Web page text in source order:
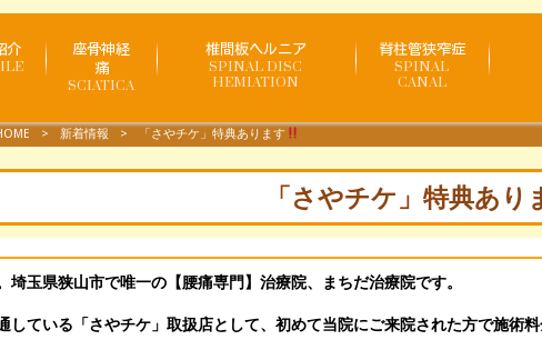
介
座骨神経
痛
SCIATICA
椎間板ヘルニア
SPINAL DISC
HEMIATION
脊柱管狭窄症
SPINAL
CANAL
> 新着情報 > 「さやチケ」特典あります
「さやチケ」特典あり
埼玉県狭山市で唯一の【腰痛専門】治療院、まちだ治療院です。
している「さやチケ」取扱店として、初めて当院にご来院された方で施術